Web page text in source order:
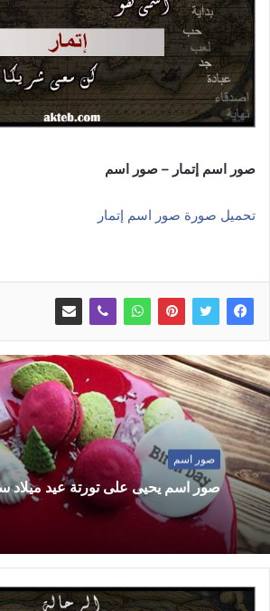
صور اسم إتمار – صور اسم
تحميل صورة صور اسم إتمار
صور اسم
صور اسم يحيى على تورتة عيد ميلاد